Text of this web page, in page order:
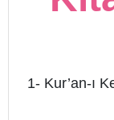
1- Kur’an-ı